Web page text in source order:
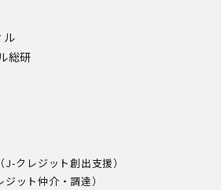
ル
総研
クレジット創出支援）
ット仲介・調達）